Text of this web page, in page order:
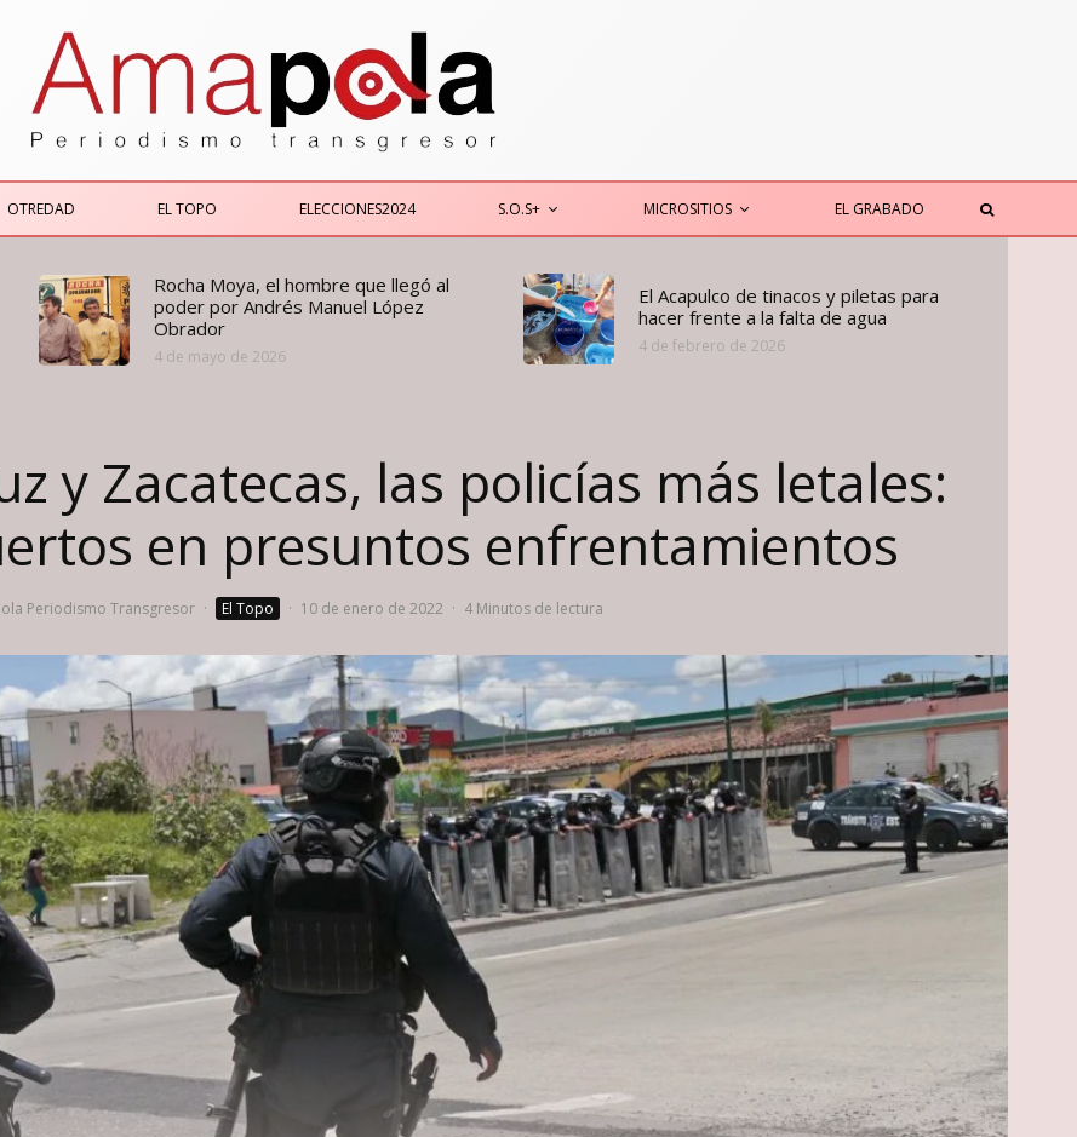
OTREDAD EL TOPO ELECCIONES2024 S.O.S+ MICROSITIOS EL GRABADO
Rocha Moya, el hombre que llegó al
poder por Andrés Manuel López
Obrador
4 de mayo de 2026
El Acapulco de tinacos y piletas para
hacer frente a la falta de agua
4 de febrero de 2026
y Zacatecas, las policías más letales:
en presuntos enfrentamientos
Periodismo Transgresor · El Topo · 10 de enero de 2022 · 4 Minutos de lectura